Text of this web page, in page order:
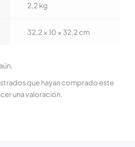
2,2 kg
32,2 × 10 × 32,2 cm
que hayan comprado este
una valoración.